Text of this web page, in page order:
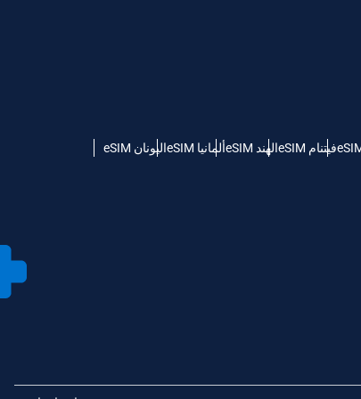
فيتنام eSIM الهند eSIM ألمانيا eSIM
اليونان eSIM